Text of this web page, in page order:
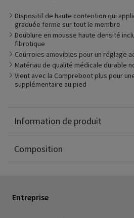
Dispositif de haute contention qui
graduée ferme sur tout le membre
Doublure en mousse haute densité
fibrotique
Courroies amovibles pour un réglage
Matériau de qualité médicale durable
Vient avec la Compreboot plus pour
supplémentaire au pied
Information de produit
Les dispositifs Sigvaris Medaform
stades avancés du lymphœdème.
Les personnes atteints de
bénéficient des stries de haute et
par la doublure interne WaveFoam
Ces stries de haute/basse pression
lymphatique et favorisent le
Les courroies et la doublure
Composition
Polyamide: 45%
Neoprene: 6%
Entreprise
FAQ
Dealer portal